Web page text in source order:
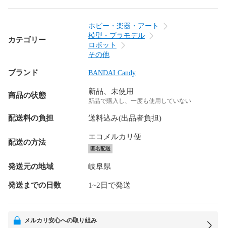
カテゴリー
ホビー・楽器・アート
模型・プラモデル
ロボット
その他
ブランド BANDAI Candy
商品の状態 新品、未使用
新品で購入し、一度も使用していない
配送料の負担 送料込み(出品者負担)
配送の方法
エコメルカリ便
匿名配送
発送元の地域 岐阜県
発送までの日数 1~2日で発送
メルカリ安心への取り組み